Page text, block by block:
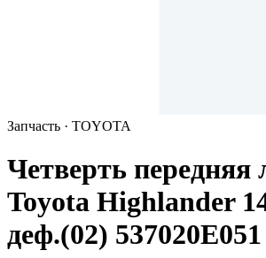
Запчасть · TOYOTA
Четверть передняя
Toyota Highlander
деф.(02) 537020E051